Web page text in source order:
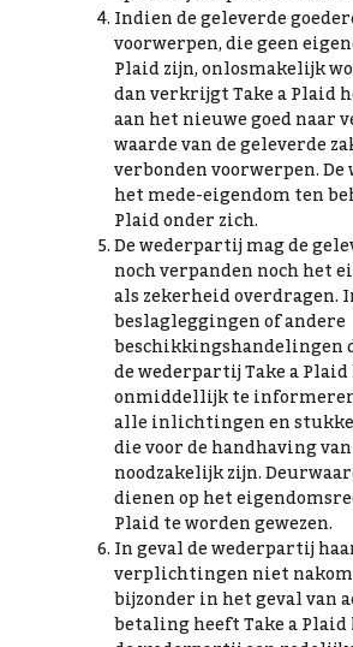
Indien de geleverde
voorwerpen, die geen
Plaid zijn, onlosmakelijk
dan verkrijgt Take a Plaid
aan het nieuwe goed naar
waarde van de geleverde
verbonden voorwerpen.
het mede-eigendom ten
Plaid onder zich.
De wederpartij mag de
noch verpanden noch het
als zekerheid overdragen.
beslagleggingen of andere
beschikkingshandelingen
de wederpartij Take a
onmiddellijk te
alle inlichtingen en
die voor de handhaving
noodzakelijk zijn.
dienen op het
Plaid te worden gewezen.
In geval de wederpartij
verplichtingen niet
bijzonder in het geval van
betaling heeft Take a